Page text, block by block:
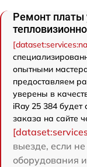
Ремонт платы
опытными
предоставляем
уверены в
iRay 25 384
заказа на сайте
выезде, если
оборудования